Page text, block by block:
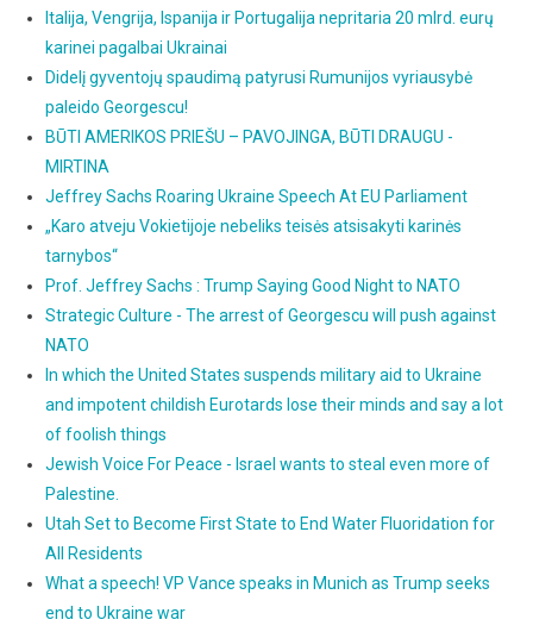
Italija, Vengrija, Ispanija ir Portugalija nepritaria 20 mlrd. eurų
karinei pagalbai Ukrainai
Didelį gyventojų spaudimą patyrusi Rumunijos vyriausybė
paleido Georgescu!
BŪTI AMERIKOS PRIEŠU – PAVOJINGA, BŪTI DRAUGU -
MIRTINA
Jeffrey Sachs Roaring Ukraine Speech At EU Parliament
„Karo atveju Vokietijoje nebeliks teisės atsisakyti karinės
tarnybos“
Prof. Jeffrey Sachs : Trump Saying Good Night to NATO
Strategic Culture - The arrest of Georgescu will push against
NATO
In which the United States suspends military aid to Ukraine
and impotent childish Eurotards lose their minds and say a lot
of foolish things
Jewish Voice For Peace - Israel wants to steal even more of
Palestine.
Utah Set to Become First State to End Water Fluoridation for
All Residents
What a speech! VP Vance speaks in Munich as Trump seeks
end to Ukraine war